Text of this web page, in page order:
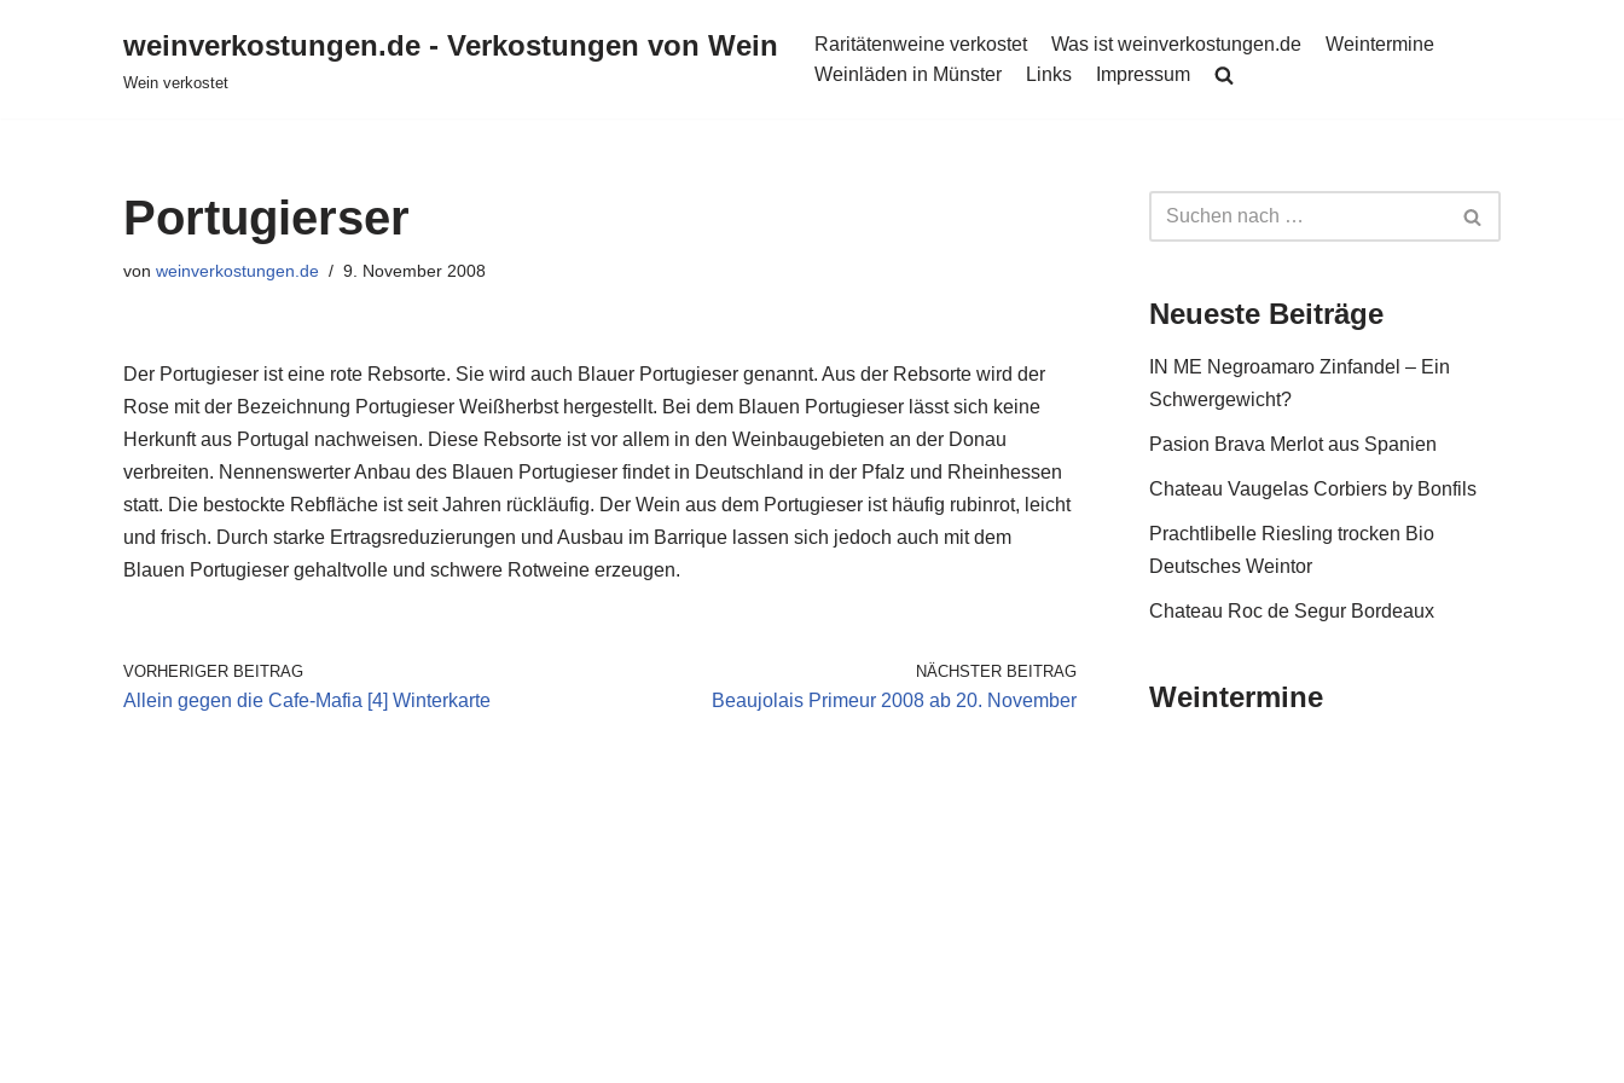
weinverkostungen.de - Verkostungen von Wein
Wein verkostet
Raritätenweine verkostet Was ist weinverkostungen.de
Weintermine
Weinläden in Münster
Links Impressum
Portugierser
von weinverkostungen.de 9. November 2008
Der Portugieser ist eine rote Rebsorte. Sie wird auch Blauer Portugieser genannt. Aus der Rebsorte wird der
Rose mit der Bezeichnung Portugieser Weißherbst hergestellt. Bei dem Blauen Portugieser lässt sich keine
Herkunft aus Portugal nachweisen. Diese Rebsorte ist vor allem in den Weinbaugebieten an der Donau
verbreiten. Nennenswerter Anbau des Blauen Portugieser findet in Deutschland in der Pfalz und Rheinhessen
statt. Die bestockte Rebfläche ist seit Jahren rückläufig. Der Wein aus dem Portugieser ist häufig rubinrot, leicht
und frisch. Durch starke Ertragsreduzierungen und Ausbau im Barrique lassen sich jedoch auch mit dem
Blauen Portugieser gehaltvolle und schwere Rotweine erzeugen.
VORHERIGER BEITRAG
Allein gegen die Cafe-Mafia [4] Winterkarte
NÄCHSTER BEITRAG
Beaujolais Primeur 2008 ab 20. November
Neueste Beiträge
IN ME Negroamaro Zinfandel – Ein
Schwergewicht?
Pasion Brava Merlot aus Spanien
Chateau Vaugelas Corbiers by Bonfils
Prachtlibelle Riesling trocken Bio
Deutsches Weintor
Chateau Roc de Segur Bordeaux
Weintermine